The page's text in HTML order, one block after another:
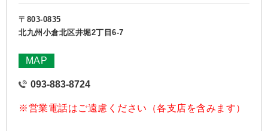
〒803-0835
北九州小倉北区井堀2丁目6-7
MAP
093-883-8724
※営業電話はご遠慮ください（各支店を含みます）